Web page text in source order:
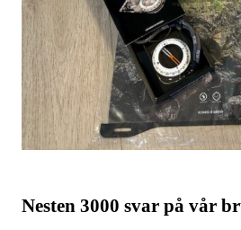
Nesten 3000 svar på vår